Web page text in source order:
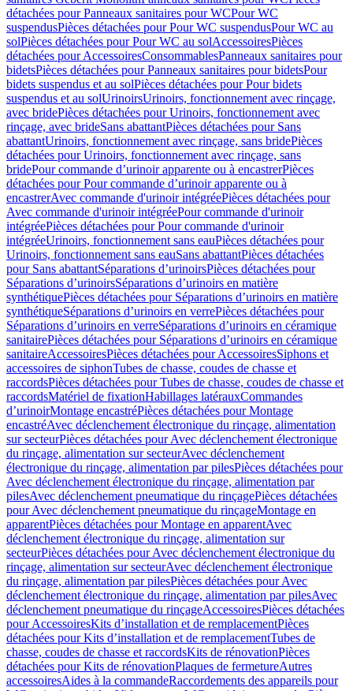
détachées pour Panneaux sanitaires pour WCPour WC
suspendusPièces détachées pour Pour WC suspendusPour WC au
solPièces détachées pour Pour WC au solAccessoiresPièces
détachées pour AccessoiresConsommablesPanneaux sanitaires pour
bidetsPièces détachées pour Panneaux sanitaires pour bidetsPour
bidets suspendus et au solPièces détachées pour Pour bidets
suspendus et au solUrinoirsUrinoirs, fonctionnement avec rinçage,
avec bridePièces détachées pour Urinoirs, fonctionnement avec
rinçage, avec brideSans abattantPièces détachées pour Sans
abattantUrinoirs, fonctionnement avec rinçage, sans bridePièces
détachées pour Urinoirs, fonctionnement avec rinçage, sans
bridePour commande d’urinoir apparente ou à encastrerPièces
détachées pour Pour commande d’urinoir apparente ou à
encastrerAvec commande d'urinoir intégréePièces détachées pour
Avec commande d'urinoir intégréePour commande d'urinoir
intégréePièces détachées pour Pour commande d'urinoir
intégréeUrinoirs, fonctionnement sans eauPièces détachées pour
Urinoirs, fonctionnement sans eauSans abattantPièces détachées
pour Sans abattantSéparations d’urinoirsPièces détachées pour
Séparations d’urinoirsSéparations d’urinoirs en matière
synthétiquePièces détachées pour Séparations d’urinoirs en matière
synthétiqueSéparations d’urinoirs en verrePièces détachées pour
Séparations d’urinoirs en verreSéparations d’urinoirs en céramique
sanitairePièces détachées pour Séparations d’urinoirs en céramique
sanitaireAccessoiresPièces détachées pour AccessoiresSiphons et
accessoires de siphonTubes de chasse, coudes de chasse et
raccordsPièces détachées pour Tubes de chasse, coudes de chasse et
raccordsMatériel de fixationHabillages latérauxCommandes
dʼurinoirMontage encastréPièces détachées pour Montage
encastréAvec déclenchement électronique du rinçage, alimentation
sur secteurPièces détachées pour Avec déclenchement électronique
du rinçage, alimentation sur secteurAvec déclenchement
électronique du rinçage, alimentation par pilesPièces détachées pour
Avec déclenchement électronique du rinçage, alimentation par
pilesAvec déclenchement pneumatique du rinçagePièces détachées
pour Avec déclenchement pneumatique du rinçageMontage en
apparentPièces détachées pour Montage en apparentAvec
déclenchement électronique du rinçage, alimentation sur
secteurPièces détachées pour Avec déclenchement électronique du
rinçage, alimentation sur secteurAvec déclenchement électronique
du rinçage, alimentation par pilesPièces détachées pour Avec
déclenchement électronique du rinçage, alimentation par pilesAvec
déclenchement pneumatique du rinçageAccessoiresPièces détachées
pour AccessoiresKits d’installation et de remplacementPièces
détachées pour Kits d’installation et de remplacementTubes de
chasse, coudes de chasse et raccordsKits de rénovationPièces
détachées pour Kits de rénovationPlaques de fermetureAutres
accessoiresAides à la commandeRaccordements des appareils pour